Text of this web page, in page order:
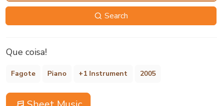
Search
Que coisa!
Fagote Piano +1 Instrument 2005